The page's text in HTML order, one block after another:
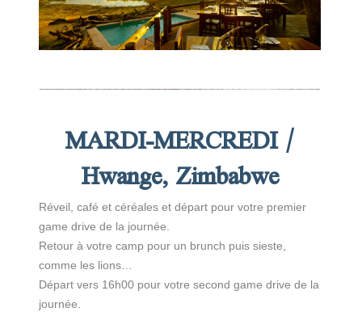
MARDI-MERCREDI /
Hwange, Zimbabwe
Réveil, café et céréales et départ pour votre premier
game drive de la journée.
Retour à votre camp pour un brunch puis sieste,
comme les lions…
Départ vers 16h00 pour votre second game drive de la
journée.